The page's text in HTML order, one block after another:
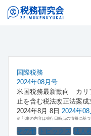
国際税務
2024年08月号
米国税務最新動向 カリ
止を含む税法改正法案成
2024年8月 8日 2024年
※ 記事の内容は発行日時点の情報に基
その他 トピックス 法人